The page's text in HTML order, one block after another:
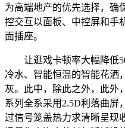
为高端地产的优先选择，确
控交互以面板、中控屏和手
面插座。
让逛戏卡顿率大幅降低
冷水、智能恒温的智能花洒
灰。此中，除此之外，此外
系列全系采用2.5D利落曲屏
过信号笼盖热力求清晰呈现